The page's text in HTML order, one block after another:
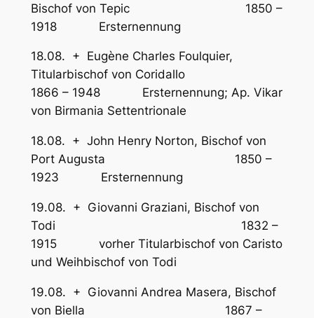
Bischof von Tepic 1850 –
1918 Ersternennung
18.08. + Eugène Charles Foulquier,
Titularbischof von Coridallo
1866 – 1948 Ersternennung; Ap. Vikar
von Birmania Settentrionale
18.08. + John Henry Norton, Bischof von
Port Augusta 1850 –
1923 Ersternennung
19.08. + Giovanni Graziani, Bischof von
Todi 1832 –
1915 vorher Titularbischof von Caristo
und Weihbischof von Todi
19.08. + Giovanni Andrea Masera, Bischof
von Biella 1867 –